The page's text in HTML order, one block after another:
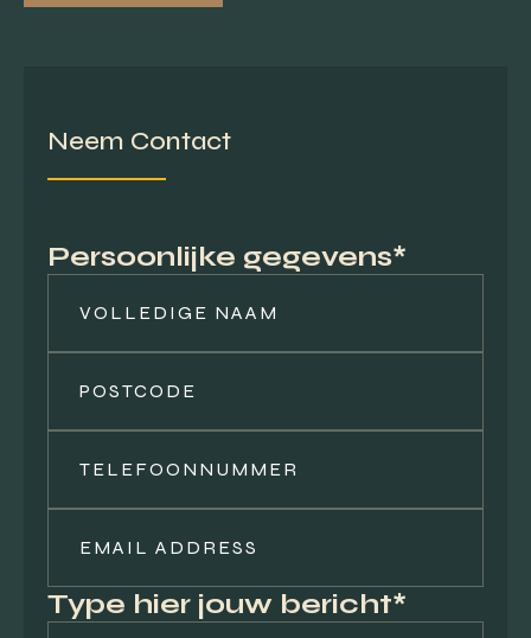
Neem Contact
Persoonlijke gegevens*
Type hier jouw bericht*